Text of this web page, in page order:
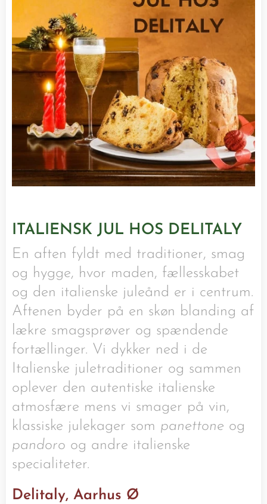
ITALIENSK JUL HOS DELITALY
En aften fyldt med traditioner, smag
og hygge, hvor maden, fællesskabet
og den italienske juleånd er i centrum.
Aftenen byder på en skøn blanding af
lækre smagsprøver og spændende
fortællinger. Vi dykker ned i de
Italienske juletraditioner og sammen
oplever den autentiske italienske
atmosfære mens vi smager på vin,
klassiske julekager som panettone og
pandoro og andre italienske
specialiteter.
Delitaly, Aarhus Ø